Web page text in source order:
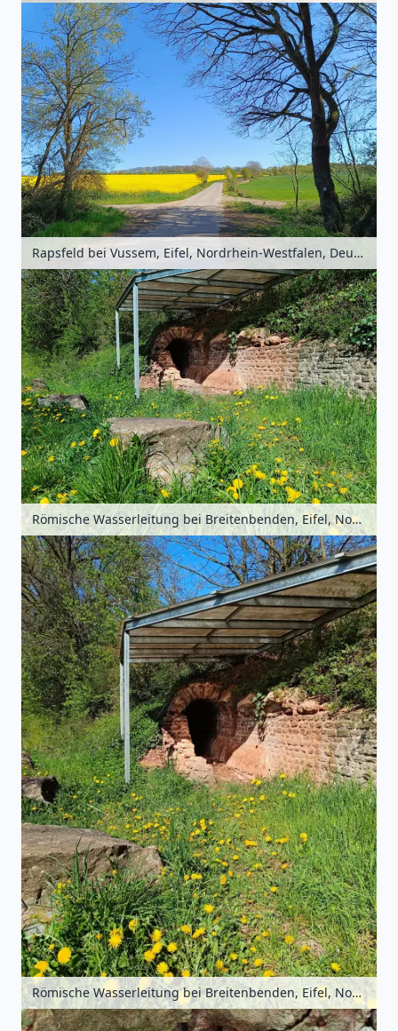
Rapsfeld bei Vussem, Eifel, Nordrhein-Westfalen, Deutschland
Römische Wasserleitung bei Breitenbenden, Eifel, Nordrhein-Westfalen, Deutschland
Römische Wasserleitung bei Breitenbenden, Eifel, Nordrhein-Westfalen, Deutschland